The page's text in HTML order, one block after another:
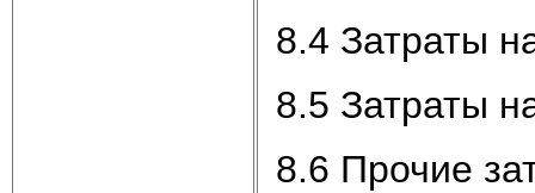
8.4 Затраты
8.5 Затраты
8.6 Прочие